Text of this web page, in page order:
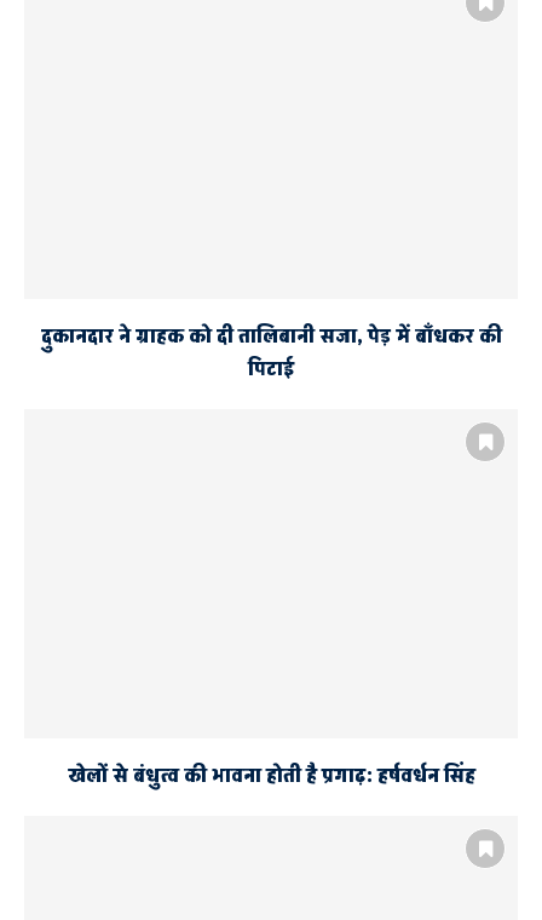
दुकानदार ने ग्राहक को दी तालिबानी सजा, पेड़ में बाँधकर की
पिटाई
खेलों से बंधुत्व की भावना होती है प्रगाढ़: हर्षवर्धन सिंह